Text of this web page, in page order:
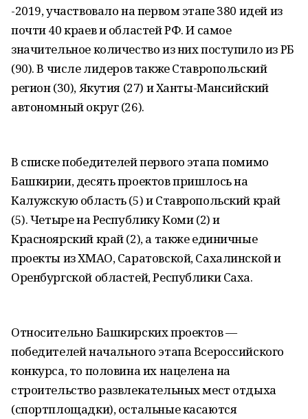
-2019, участвовало на первом этапе 380 идей из
почти 40 краев и областей РФ. И самое
значительное количество из них поступило из РБ
(90). В числе лидеров также Ставропольский
регион (30), Якутия (27) и Ханты-Мансийский
автономный округ (26).
В списке победителей первого этапа помимо
Башкирии, десять проектов пришлось на
Калужскую область (5) и Ставропольский край
(5). Четыре на Республику Коми (2) и
Красноярский край (2), а также единичные
проекты из ХМАО, Саратовской, Сахалинской и
Оренбургской областей, Республики Саха.
Относительно Башкирских проектов —
победителей начального этапа Всероссийского
конкурса, то половина их нацелена на
строительство развлекательных мест отдыха
(спортплощадки), остальные касаются